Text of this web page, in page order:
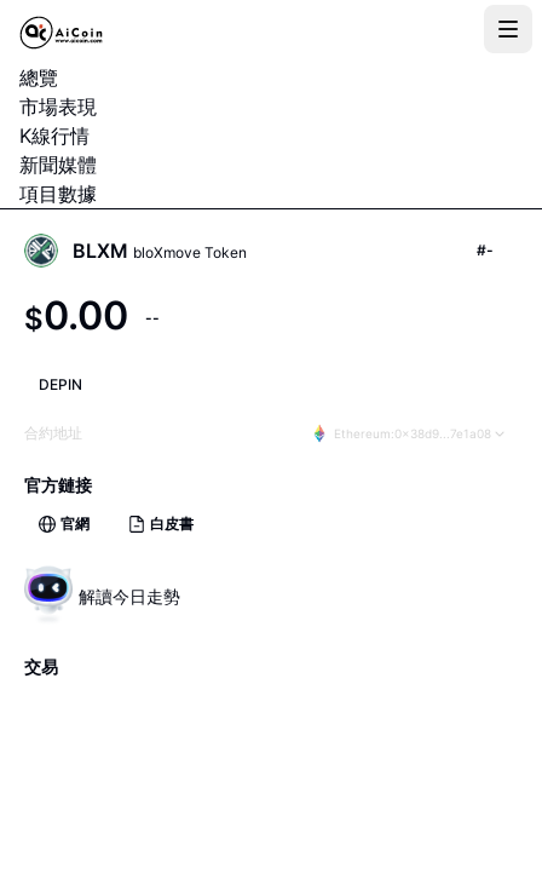
總覽
市場表現
K線行情
新聞媒體
項目數據
BLXM bloXmove Token #-
$0.00 --
DEPIN
合約地址 Ethereum:0x38d9...7e1a08
官方鏈接
官網 白皮書
解讀今日走勢
交易